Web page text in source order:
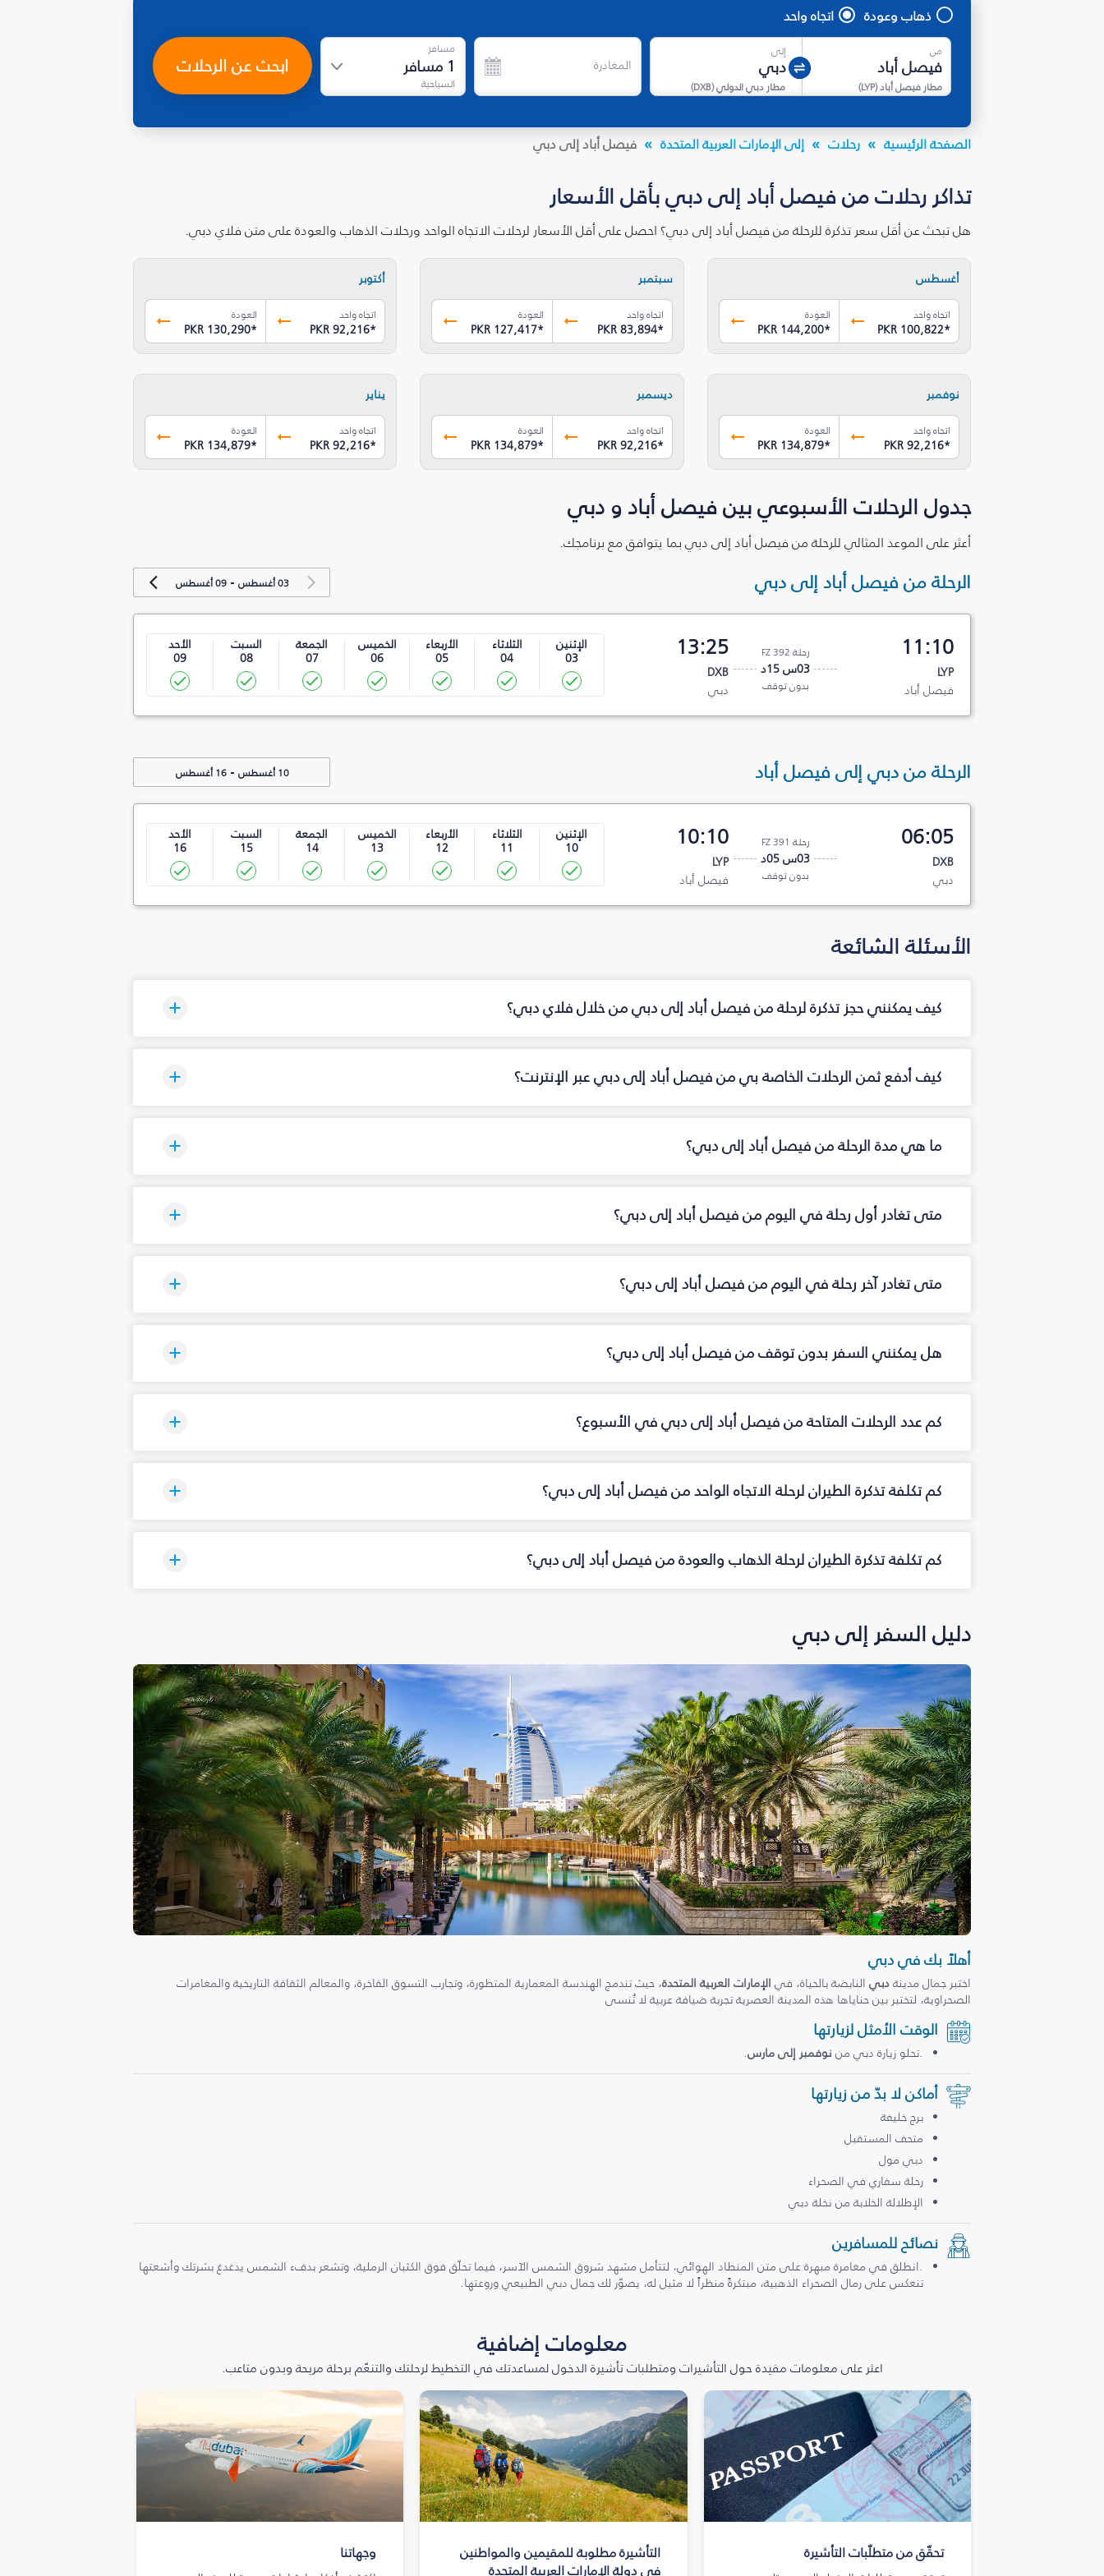
ذهاب وعودة اتجاه واحد
من
مطار فيصل أباد(
LYP
)
إلى
مطار دبي الدولي(
DXB
)
المغادرة
مسافر
1 مسافر
السياحية
ابحث عن الرحلات
الصفحة الرئيسية رحلات إلى الإمارات العربية المتحدة فيصل أباد إلى دبي
تذاكر رحلات من فيصل أباد إلى دبي بأقل الأسعار
هل تبحث عن أقل سعر تذكرة للرحلة من فيصل أباد إلى دبي؟ احصل على أقل الأسعار لرحلات الاتجاه الواحد ورحلات الذهاب والعودة على متن فلاي دبي.
أغسطس
اتجاه واحد
PKR 100,822*
العودة
PKR 144,200*
سبتمبر
اتجاه واحد
PKR 83,894*
العودة
PKR 127,417*
أكتوبر
اتجاه واحد
PKR 92,216*
العودة
PKR 130,290*
نوفمبر
اتجاه واحد
PKR 92,216*
العودة
PKR 134,879*
ديسمبر
اتجاه واحد
PKR 92,216*
العودة
PKR 134,879*
يناير
اتجاه واحد
PKR 92,216*
العودة
PKR 134,879*
جدول الرحلات الأسبوعي بين فيصل أباد و دبي
أعثر على الموعد المثالي للرحلة من فيصل أباد إلى دبي بما يتوافق مع برنامجك.
الرحلة من فيصل أباد إلى دبي 03 أغسطس -09 أغسطس
11:10
LYP
فيصل أباد
رحلة FZ 392
03س 15د
بدون توقف
13:25
DXB
دبي
الإثنين
03
الثلاثاء
04
الأربعاء
05
الخميس
06
الجمعة
07
السبت
08
الأحد
09
الرحلة من دبي إلى فيصل أباد 10 أغسطس -16 أغسطس
06:05
DXB
دبي
رحلة FZ 391
03س 05د
بدون توقف
10:10
LYP
فيصل أباد
الإثنين
10
الثلاثاء
11
الأربعاء
12
الخميس
13
الجمعة
14
السبت
15
الأحد
16
الأسئلة الشائعة
كيف يمكنني حجز تذكرة لرحلة من فيصل أباد إلى دبي من خلال فلاي دبي؟
كيف أدفع ثمن الرحلات الخاصة بي من فيصل أباد إلى دبي عبر الإنترنت؟
ما هي مدة الرحلة من فيصل أباد إلى دبي؟
متى تغادر أول رحلة في اليوم من فيصل أباد إلى دبي؟
متى تغادر آخر رحلة في اليوم من فيصل أباد إلى دبي؟
هل يمكنني السفر بدون توقف من فيصل أباد إلى دبي؟
كم عدد الرحلات المتاحة من فيصل أباد إلى دبي في الأسبوع؟
كم تكلفة تذكرة الطيران لرحلة الاتجاه الواحد من فيصل أباد إلى دبي؟
كم تكلفة تذكرة الطيران لرحلة الذهاب والعودة من فيصل أباد إلى دبي؟
دليل السفر إلى دبي
أهلاً بك في دبي
اختبر جمال مدينةدبي النابضة بالحياة، في الإمارات العربية المتحدة، حيث تندمج الهندسة المعمارية المتطورة، وتجارب التسوق الفاخرة، والمعالم الثقافة التاريخية والمغامرات
الصحراوية، لتختبر بين حناياها هذه المدينة العصرية تجربة ضيافة عربية لا تُنسى
الوقت الأمثل لزيارتها
.تحلو زيارة دبي من نوفمبر إلى مارس.
أماكن لا بدّ من زيارتها
برج خليفة
متحف المستقبل
دبي مول
رحلة سفاري في الصحراء
الإطلالة الخلابة من نخلة دبي
نصائح للمسافرين
.انطلق في مغامرة مبهرة على متن المنطاد الهوائي، لتتأمل مشهد شروق الشمس الآسر، فيما تحلّق فوق الكثبان الرملية، وتشعر بدفء الشمس يدغدغ بشرتك وأشعتها
تنعكس على رمال الصحراء الذهبية، مبتكرةً منظراً لا مثيل له، يصوّر لك جمال دبي الطبيعي وروعتها.
معلومات إضافية
اعثر على معلومات مفيدة حول التأشيرات ومتطلبات تأشيرة الدخول لمساعدتك في التخطيط لرحلتك والتنعّم برحلة مريحة وبدون متاعب.
تحقّق من متطلّبات التأشيرة
التأشيرة مطلوبة للمقيمين والمواطنين
في دولة الإمارات العربية المتحدة
وجهاتنا